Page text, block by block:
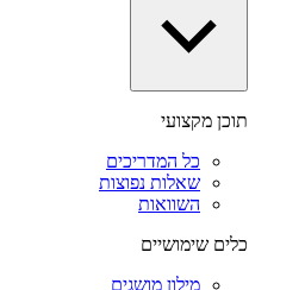
תוכן מקצועי
כל המדריכים
שאלות נפוצות
השוואות
כלים שימושיים
מילון מושגים